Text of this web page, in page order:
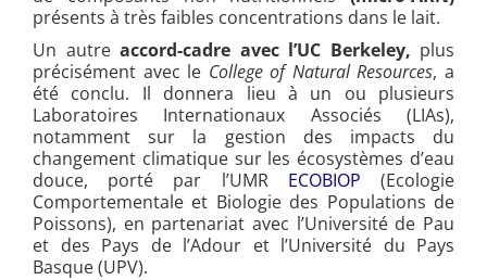
présents à très faibles concentrations dans le lait.
Un autre accord-cadre avec l’UC Berkeley, plus
précisément avec le College of Natural Resources, a
été conclu. Il donnera lieu à un ou plusieurs
Laboratoires Internationaux Associés (LIAs),
notamment sur la gestion des impacts du
changement climatique sur les écosystèmes d’eau
douce, porté par l’UMR ECOBIOP (Ecologie
Comportementale et Biologie des Populations de
Poissons), en partenariat avec l’Université de Pau
et des Pays de l’Adour et l’Université du Pays
Basque (UPV).